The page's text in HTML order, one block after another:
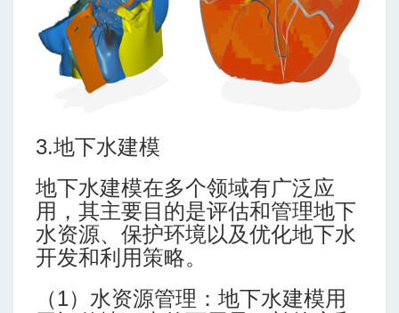
3.地下水建模
地下水建模在多个领域有广泛应
用，其主要目的是评估和管理地下
水资源、保护环境以及优化地下水
开发和利用策略。
（1）水资源管理：地下水建模用